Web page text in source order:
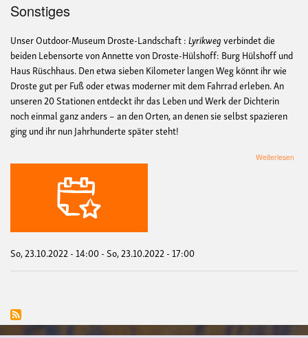
Sonstiges
Unser Outdoor-Museum Droste-Landschaft :Lyrikwegverbindet die
beiden Lebensorte von Annette von Droste-Hülshoff: Burg Hülshoff und
Haus Rüschhaus. Den etwa sieben Kilometer langen Weg könnt ihr wie
Droste gut per Fuß oder etwas moderner mit dem Fahrrad erleben. An
unseren 20 Stationen entdeckt ihr das Leben und Werk der Dichterin
noch einmal ganz anders – an den Orten, an denen sie selbst spazieren
ging und ihr nun Jahrhunderte später steht!
Weiterlesen
So, 23.10.2022 - 14:00-So, 23.10.2022 - 17:00